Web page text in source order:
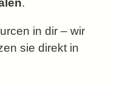
.
in dir – wir
sie direkt in